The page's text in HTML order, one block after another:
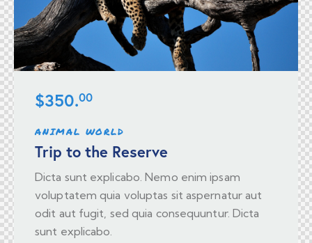
$350.00
ANIMAL WORLD
Trip to the Reserve
Dicta sunt explicabo. Nemo enim ipsam
voluptatem quia voluptas sit aspernatur aut
odit aut fugit, sed quia consequuntur. Dicta
sunt explicabo.